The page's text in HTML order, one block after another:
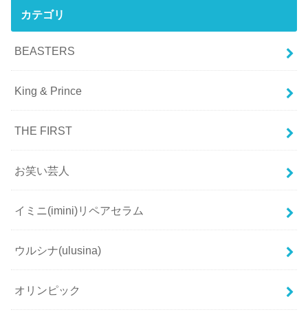
カテゴリ
BEASTERS
King & Prince
THE FIRST
お笑い芸人
イミニ(imini)リペアセラム
ウルシナ(ulusina)
オリンピック